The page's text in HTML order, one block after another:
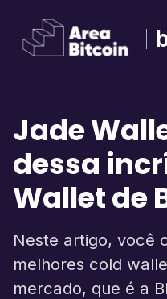
Jade
dessa
Wallet de
Neste artigo, você
melhores cold
mercado, que é a